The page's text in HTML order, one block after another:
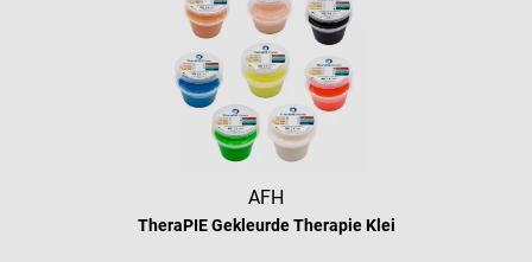
AFH
TheraPIE Gekleurde Therapie Klei